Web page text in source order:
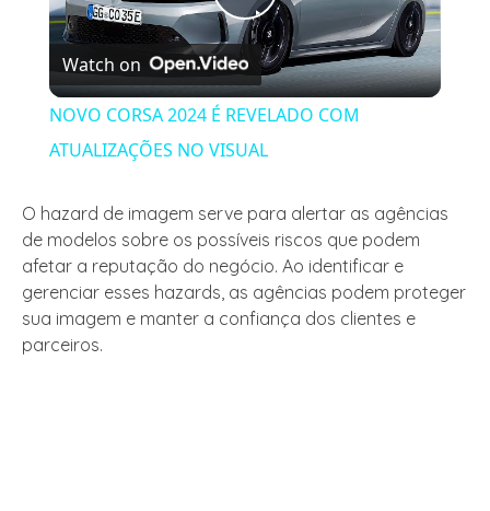
Play
Video
Watch on
NOVO CORSA 2024 É REVELADO COM
ATUALIZAÇÕES NO VISUAL
O hazard de imagem serve para alertar as agências
de modelos sobre os possíveis riscos que podem
afetar a reputação do negócio. Ao identificar e
gerenciar esses hazards, as agências podem proteger
sua imagem e manter a confiança dos clientes e
parceiros.